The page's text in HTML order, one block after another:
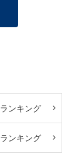
ランキング
ランキング